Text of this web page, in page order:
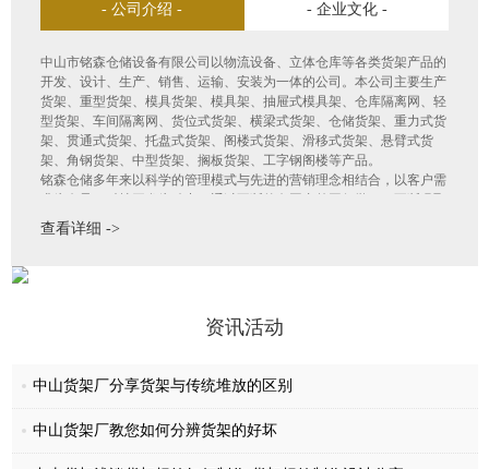
- 公司介绍 - - 企业文化 -
中山市铭森仓储设备有限公司以物流设备、立体仓库等各类货架产品的
开发、设计、生产、销售、运输、安装为一体的公司。本公司主要生产
货架、重型货架、模具货架、模具架、抽屉式模具架、仓库隔离网、轻
型货架、车间隔离网、货位式货架、横梁式货架、仓储货架、重力式货
架、贯通式货架、托盘式货架、阁楼式货架、滑移式货架、悬臂式货
架、角钢货架、中型货架、搁板货架、工字钢阁楼等产品。
铭森仓储多年来以科学的管理模式与先进的营销理念相结合，以客户需
国际国内物流行业的先进技术和新观念，结合本企业实际情况，及时开
发推出新产品并不断优化原有产品结构。广泛应用于物流、机电、航
公司始终秉承“诚信为本、质量至上”的企业宗旨，我们将一如既往的以
优良的产品、优惠的价格、优良的服务面向广大用户。铭森愿与您携手
查看详细 ->
资讯活动
中山货架厂分享货架与传统堆放的区别
中山货架厂教您如何分辨货架的好坏